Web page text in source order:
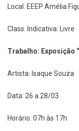
Local: EEEP Amélia
Class. Indicativa: Livre
Trabalho: Exposição
Artista: Isaque Souza
Data: 26 a 28/03
Horário: 07h às 17h